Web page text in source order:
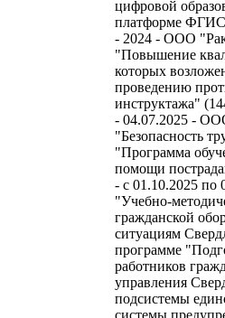
цифровой
платформе
- 2024 - ООО
"Повышение
которых
проведению
инструктажа"
- 04.07.2025 -
"Безопасность
"Программа
помощи
- с 01.10.2025
"Учебно-
гражданской
ситуациям
программе
работников
управления
подсистемы
системы